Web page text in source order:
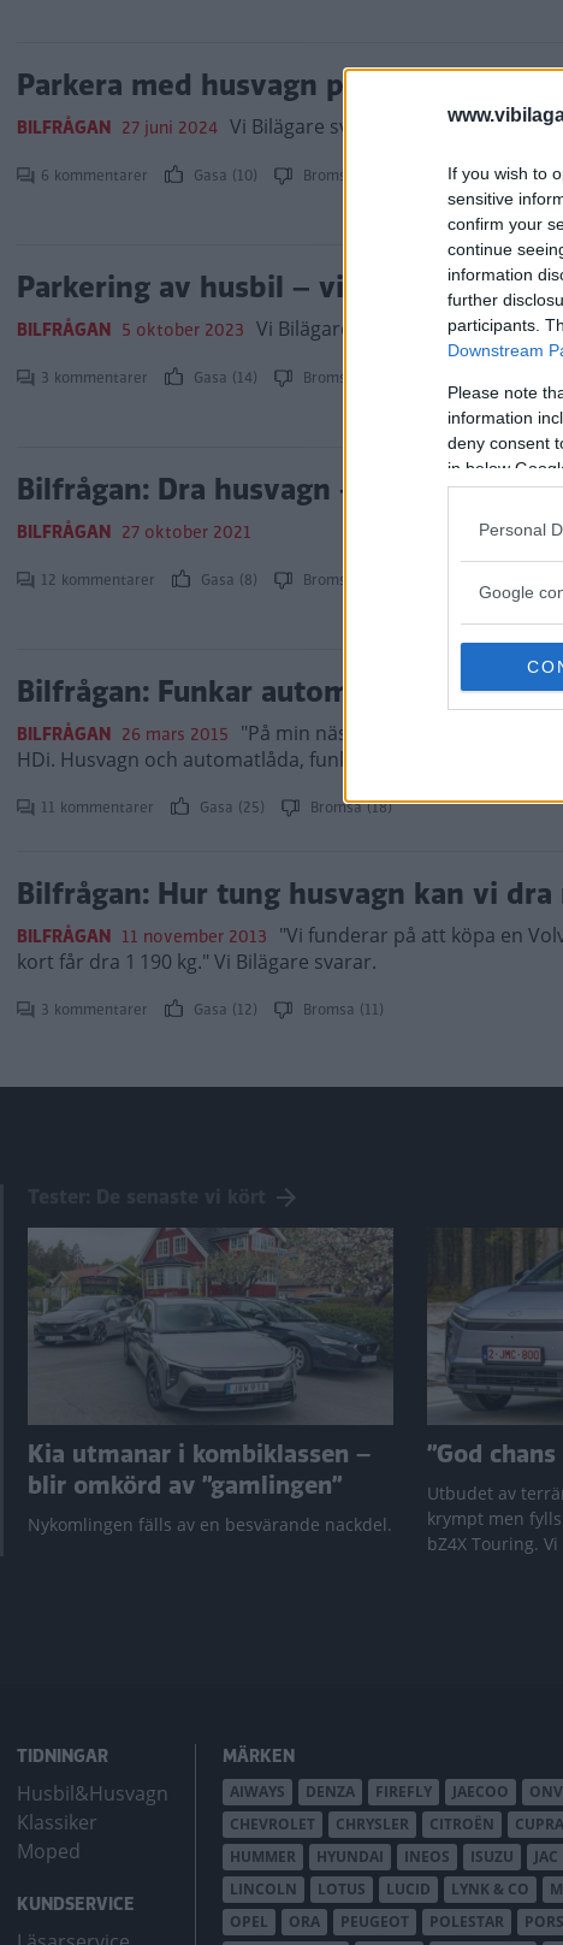
If you wish to
sensitive
confirm your
continue
information
further
participants.
Downstream
Please note
information
deny consent
in below
Personal
Google
Parkera med husvagn på plats för
BILFRÅGAN 27 juni 2024 Vi Bilägare svarar.
6 kommentarer Gasa (10) Bromsa (13)
Parkering av husbil – vilka regler
BILFRÅGAN 5 oktober 2023 Vi Bilägare svarar.
3 kommentarer Gasa (14) Bromsa (6)
Bilfrågan: Dra husvagn – vilken
BILFRÅGAN 27 oktober 2021
12 kommentarer Gasa (8) Bromsa (4)
Bilfrågan: Funkar automat med
BILFRÅGAN 26 mars 2015 "På min nästa bil vill jag gärna ha
HDi. Husvagn och automatlåda, funkar den kombinationen?"
11 kommentarer Gasa (25) Bromsa (18)
Bilfrågan: Hur tung husvagn kan vi
BILFRÅGAN 11 november 2013 "Vi funderar på att köpa en
kort får dra 1 190 kg." Vi Bilägare svarar.
3 kommentarer Gasa (12) Bromsa (11)
Kia utmanar i kombiklassen –
blir omkörd av ”gamlingen”
Nykomlingen fälls av en besvärande nackdel.
”God
Utbudet av
krympt men
bZ4X Touring.
TIDNINGAR
Husbil&Husvagn
Klassiker
Moped
KUNDSERVICE
MÄRKEN
AIWAYS DENZA FIREFLY JAECOO
CHEVROLET
CHRYSLER CITROËN CUPRA
HUMMER
HYUNDAI INEOS ISUZU JAC
LINCOLN
LOTUS LUCID LYNK & CO
OPEL
ORA PEUGEOT POLESTAR